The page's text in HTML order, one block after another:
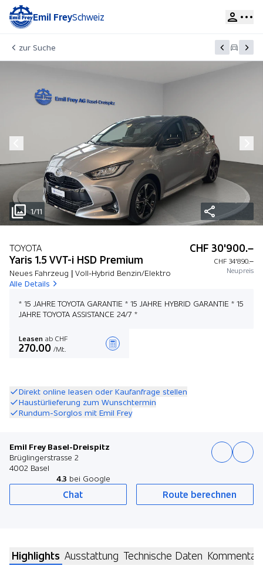
Emil FreySchweiz
zur Suche
1/11
TOYOTA
Yaris 1.5 VVT-i HSD Premium
Neues Fahrzeug | Voll-Hybrid Benzin/Elektro
Alle Details
CHF 30'900.–
CHF 34'890.–
Neupreis
* 15 JAHRE TOYOTA GARANTIE * 15 JAHRE HYBRID GARANTIE * 15
JAHRE TOYOTA ASSISTANCE 24/7 *
Leasen ab CHF
270.00 /Mt.
Direkt online leasen oder Kaufanfrage stellen
Haustürlieferung zum Wunschtermin
Rundum-Sorglos mit Emil Frey
Emil Frey Basel-Dreispitz
Brüglingerstrasse 2
4002 Basel
4.3 bei Google
Chat Route berechnen
Highlights Ausstattung Technische Daten Kommentar